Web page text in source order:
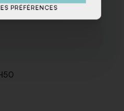
PRÉFÉRENCES